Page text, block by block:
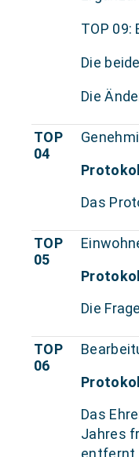
TOP
Die
Die
TOP
04
Das
TOP
05
Die
TOP
06
Das
Jahres
entfernt